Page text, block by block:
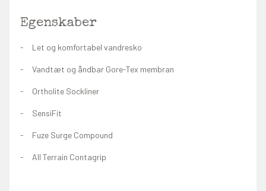
Egenskaber
Let og komfortabel vandresko
Vandtæt og åndbar Gore-Tex membran
Ortholite Sockliner
SensiFit
Fuze Surge Compound
All Terrain Contagrip